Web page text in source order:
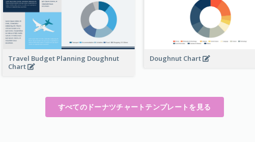
Travel Budget Planning Doughnut
Chart
Doughnut Chart
すべてのドーナツチャートテンプレートを見る